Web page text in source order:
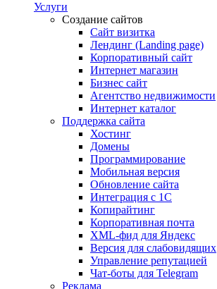
Услуги
Создание сайтов
Сайт визитка
Лендинг (Landing page)
Корпоративный сайт
Интернет магазин
Бизнес сайт
Агентство недвижимости
Интернет каталог
Поддержка сайта
Хостинг
Домены
Программирование
Мобильная версия
Обновление сайта
Интеграция с 1С
Копирайтинг
Корпоративная почта
XML-фид для Яндекс
Версия для слабовидящих
Управление репутацией
Чат-боты для Telegram
Реклама